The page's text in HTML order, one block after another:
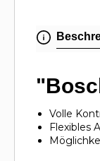
Volle
Flexibles